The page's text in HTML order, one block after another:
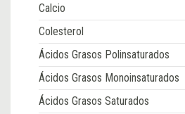
Calcio
Colesterol
Ácidos Grasos Polinsaturados
Ácidos Grasos Monoinsaturados
Ácidos Grasos Saturados